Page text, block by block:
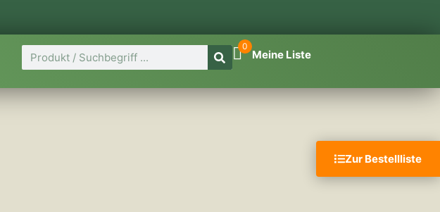
Suche 0
Meine Liste
Zur Bestellliste